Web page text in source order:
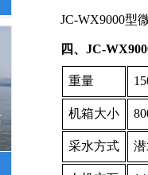
JC-WX9000型
四、JC-
重量
机箱大小
采水方式